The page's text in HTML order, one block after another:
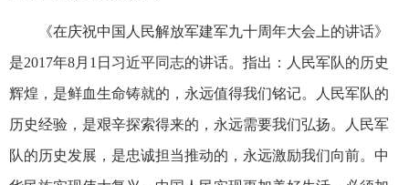
《在庆祝中国人民解放军建军九十周年大会上的讲话》
是2017年8月1日习近平同志的讲话。指出：人民军队的历史
辉煌，是鲜血生命铸就的，永远值得我们铭记。人民军队的
历史经验，是艰辛探索得来的，永远需要我们弘扬。人民军
队的历史发展，是忠诚担当推动的，永远激励我们向前。中